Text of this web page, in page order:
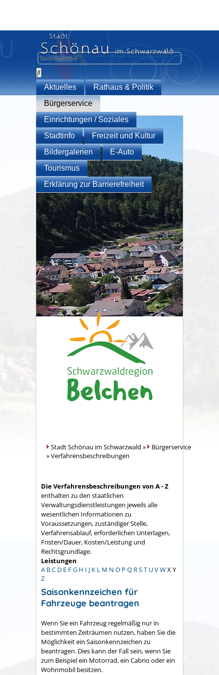
Aktuelles
Rathaus & Politik
Bürgerservice
Einrichtungen / Soziales
Stadtinfo
Freizeit und Kultur
Bildergalerien
E-Auto
Tourismus
Erklärung zur Barrierefreiheit
Stadt Schönau im Schwarzwald »
Bürgerservice
»Verfahrensbeschreibungen
Die Verfahrensbeschreibungen von A - Z
enthalten zu den staatlichen
Verwaltungsdienstleistungen jeweils alle
wesentlichen Informationen zu
Voraussetzungen, zuständiger Stelle,
Verfahrensablauf, erforderlichen Unterlagen,
Fristen/Dauer, Kosten/Leistung und
Rechtsgrundlage.
Leistungen
A BC D E FG H I J K L M N O P Q RST UVWX Y
Z
Saisonkennzeichen für
Fahrzeuge beantragen
Wenn Sie ein Fahrzeug regelmäßig nur in
bestimmten Zeiträumen nutzen, haben Sie die
Möglichkeit ein Saisonkennzeichen zu
beantragen. Dies kann der Fall sein, wenn Sie
zum Beispiel ein Motorrad, ein Cabrio oder ein
Wohnmobil besitzen.